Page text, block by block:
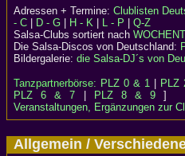
Adressen + Termine: Clublisten
- C
D - G H - K L - P
Q-Z
Salsa-Clubs sortiert nach
Die Salsa-Discos von Deutschland:
Bildergalerie: die Salsa-DJ´s von
Tanzpartnerbörse: PLZ 0 & 1 PLZ
PLZ 6 & 7
PLZ 8 & 9 ]
Veranstaltungen, Ergänzungen zur
Allgemein /